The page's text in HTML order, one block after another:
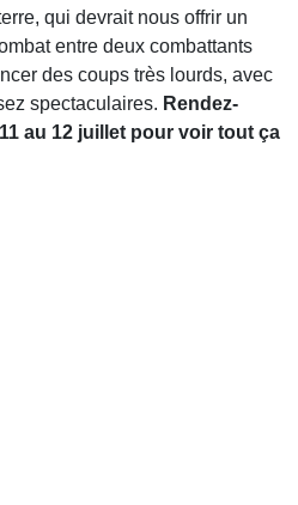
qui devrait nous offrir un
entre deux combattants
des coups très lourds, avec
spectaculaires. Rendez-
au 12 juillet pour voir tout ça